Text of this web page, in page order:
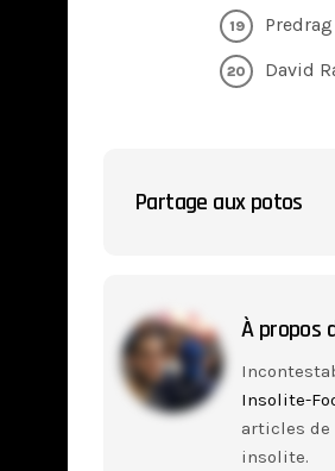
David
Partage aux potos
À propos
Insolite-
articles
insolite.